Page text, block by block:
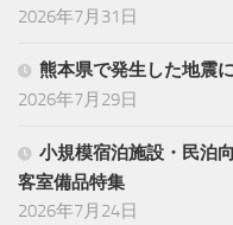
2026年7月31日
熊本県で発生した地震
2026年7月29日
小規模宿泊施設・民泊
客室備品特集
2026年7月24日